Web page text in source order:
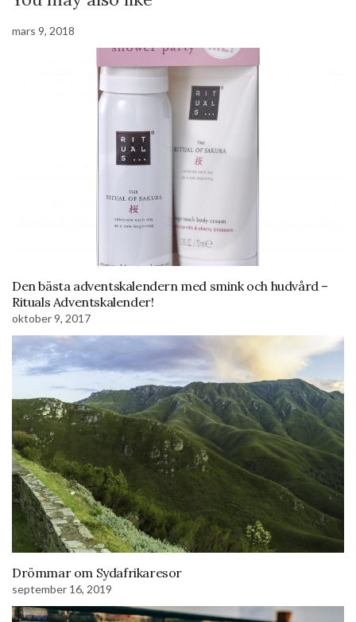
mars 9, 2018
Den bästa adventskalendern med smink och hudvård –
Rituals Adventskalender!
oktober 9, 2017
Drömmar om Sydafrikaresor
september 16, 2019